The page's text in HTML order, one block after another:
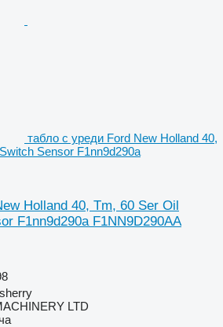
табло с уреди Ford New Holland 40,
Sensor F1nn9d290a
Holland 40, Tm, 60 Ser Oil
F1nn9d290a F1NN9D290AA
LTD